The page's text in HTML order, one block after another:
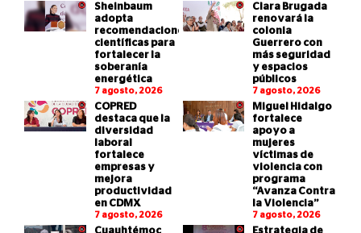
Sheinbaum
adopta
recomendaciones
científicas para
fortalecer la
soberanía
energética
7 agosto, 2026
Clara Brugada
renovará la
colonia
Guerrero con
más seguridad
y espacios
públicos
7 agosto, 2026
COPRED
destaca que la
diversidad
laboral
fortalece
empresas y
mejora
productividad
en CDMX
7 agosto, 2026
Miguel Hidalgo
fortalece
apoyo a
mujeres
víctimas de
violencia con
programa
“Avanza Contra
la Violencia”
7 agosto, 2026